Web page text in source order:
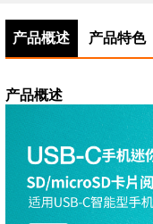
产品概述 产品特色
产品概述